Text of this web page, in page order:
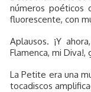
números poéticos
fluorescente, con
Aplausos. ¡Y
Flamenca, mi
La Petite era una
tocadiscos